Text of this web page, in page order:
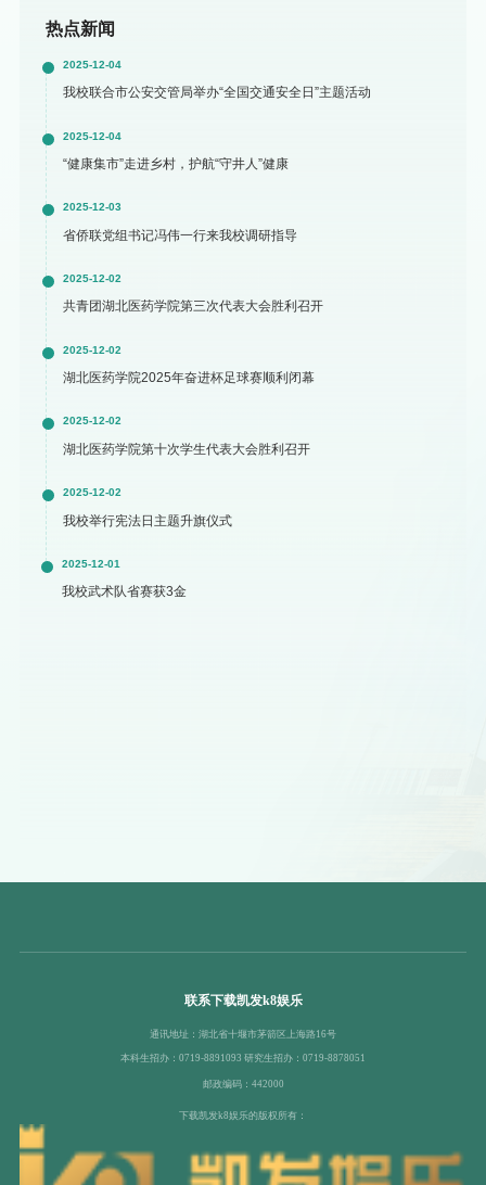
热点新闻
2025-12-04
我校联合市公安交管局举办“全国交通安全日”主题活动
2025-12-04
“健康集市”走进乡村，护航“守井人”健康
2025-12-03
省侨联党组书记冯伟一行来我校调研指导
2025-12-02
共青团湖北医药学院第三次代表大会胜利召开
2025-12-02
湖北医药学院2025年奋进杯足球赛顺利闭幕
2025-12-02
湖北医药学院第十次学生代表大会胜利召开
2025-12-02
我校举行宪法日主题升旗仪式
2025-12-01
我校武术队省赛获3金
联系下载凯发k8娱乐
通讯地址：湖北省十堰市茅箭区上海路16号
本科生招办：0719-8891093 研究生招办：0719-8878051
邮政编码：442000
下载凯发k8娱乐的版权所有：